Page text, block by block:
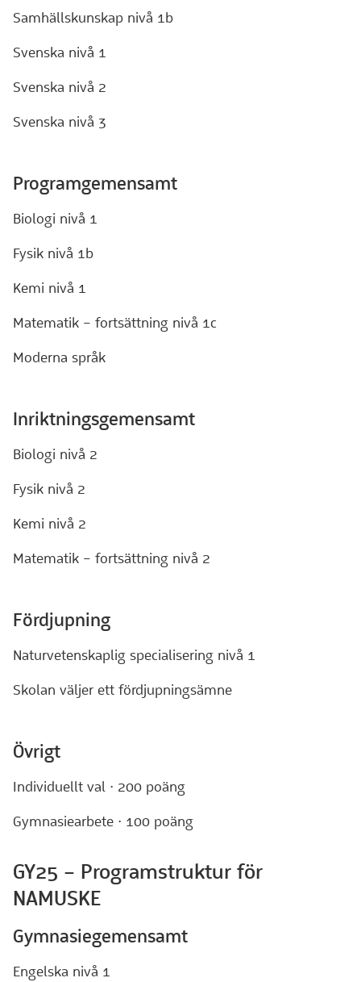
Samhällskunskap nivå 1b
Svenska nivå 1
Svenska nivå 2
Svenska nivå 3
Programgemensamt
Biologi nivå 1
Fysik nivå 1b
Kemi nivå 1
Matematik – fortsättning nivå 1c
Moderna språk
Inriktningsgemensamt
Biologi nivå 2
Fysik nivå 2
Kemi nivå 2
Matematik – fortsättning nivå 2
Fördjupning
Naturvetenskaplig specialisering nivå 1
Skolan väljer ett fördjupningsämne
Övrigt
Individuellt val · 200 poäng
Gymnasiearbete · 100 poäng
GY25 – Programstruktur för
NAMUSKE
Gymnasiegemensamt
Engelska nivå 1